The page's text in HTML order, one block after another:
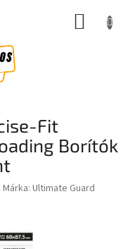
KOSÁR
Fit
Borítók
Márka: Ultimate Guard